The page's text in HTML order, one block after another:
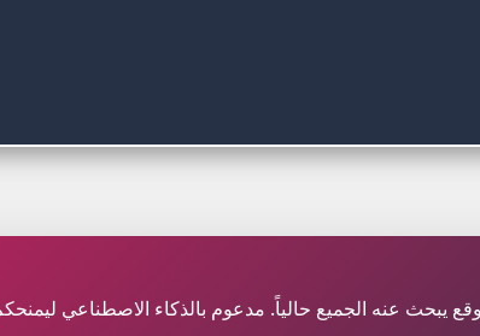
يبحث عنه الجميع حالياً. مدعوم بالذكاء الاصطناعي